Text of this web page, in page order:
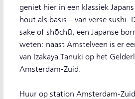
geniet hier in een klassiek
hout als basis – van verse sushi.
sake of shōchū, een Japanse
weten: naast Amstelveen is er
van Izakaya Tanuki op het
Amsterdam-Zuid.
Huur op station Amsterdam-